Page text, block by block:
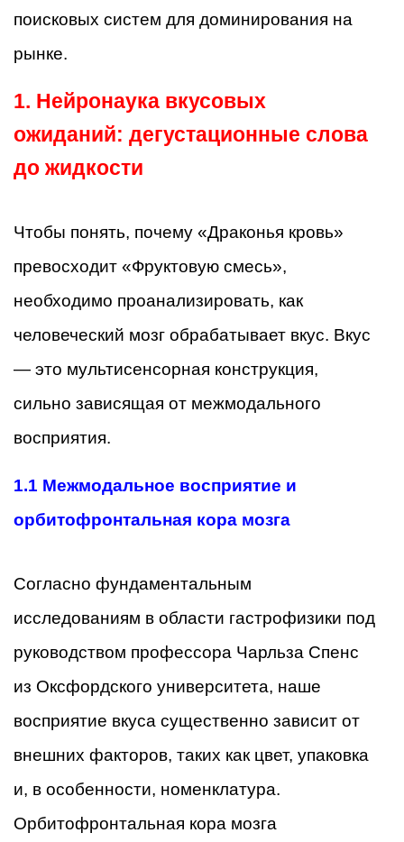
поисковых систем для доминирования на
рынке.
1. Нейронаука вкусовых
ожиданий: дегустационные слова
до жидкости
Чтобы понять, почему «Драконья кровь»
превосходит «Фруктовую смесь»,
необходимо проанализировать, как
человеческий мозг обрабатывает вкус. Вкус
— это мультисенсорная конструкция,
сильно зависящая от межмодального
восприятия.
1.1 Межмодальное восприятие и
орбитофронтальная кора мозга
Согласно фундаментальным
исследованиям в области гастрофизики под
руководством профессора Чарльза Спенс
из Оксфордского университета, наше
восприятие вкуса существенно зависит от
внешних факторов, таких как цвет, упаковка
и, в особенности, номенклатура.
Орбитофронтальная кора мозга